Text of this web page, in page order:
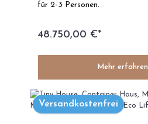
für 2-3 Personen.
48.750,00 €*
Mehr erfahren
Versandkostenfrei